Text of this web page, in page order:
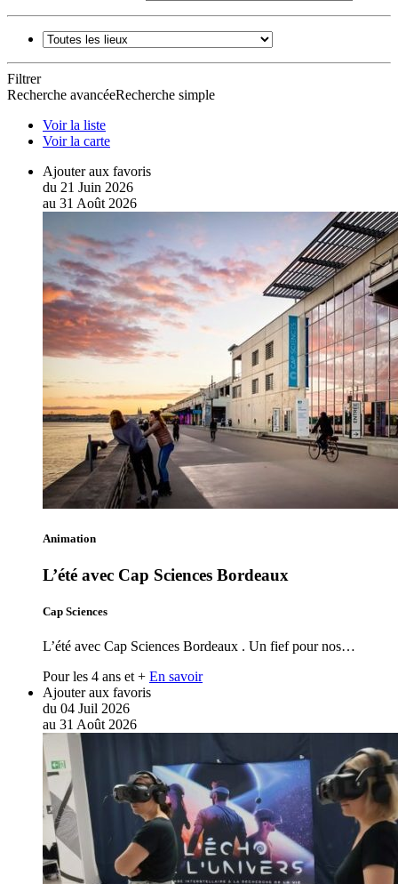
Filtrer
Recherche avancéeRecherche simple
Voir la liste
Voir la carte
Ajouter aux favoris
du 21 Juin 2026
au 31 Août 2026
Animation
L’été avec Cap Sciences Bordeaux
Cap Sciences
L’été avec Cap Sciences Bordeaux . Un fief pour nos…
Pour les 4 ans et + En savoir
Ajouter aux favoris
du 04 Juil 2026
au 31 Août 2026